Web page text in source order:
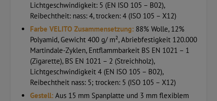
Lichtgeschwindigkeit: 5 (EN ISO 105 – B02),
Reibechtheit: nass: 4, trocken: 4 (ISO 105 – X12)
Farbe VELITO Zusammensetzung: 88% Wolle, 12%
Polyamid, Gewicht 400 g/ m², Abriebfestigkeit 120.000
Martindale-Zyklen, Entflammbarkeit BS EN 1021 – 1
(Zigarette), BS EN 1021 – 2 (Streichholz),
Lichtgeschwindigkeit 4 (EN ISO 105 – B02),
Reibechtheit nass: 5; trocken: 5 (ISO 105 – X12)
Gestell: Aus 15 mm Spanplatte und 3 mm flexiblem